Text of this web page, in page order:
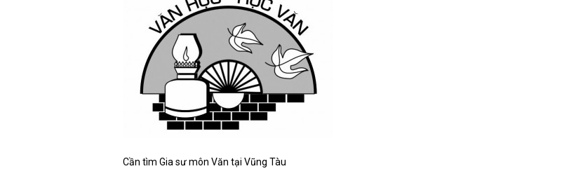
Cần tìm Gia sư môn Văn tại Vũng Tàu